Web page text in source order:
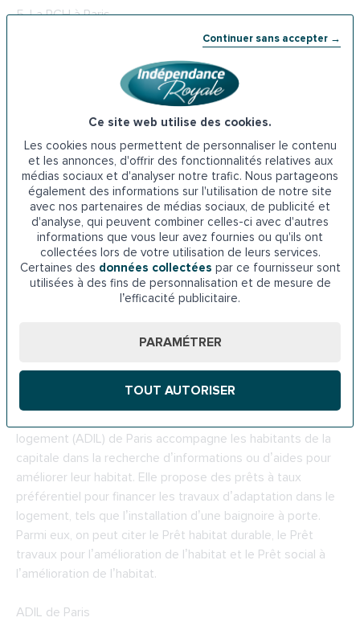
Continuer sans accepter →
Ce site web utilise des cookies.
Les cookies nous permettent de personnaliser le contenu
et les annonces, d'offrir des fonctionnalités relatives aux
médias sociaux et d'analyser notre trafic. Nous partageons
également des informations sur l'utilisation de notre site
avec nos partenaires de médias sociaux, de publicité et
d'analyse, qui peuvent combiner celles-ci avec d'autres
informations que vous leur avez fournies ou qu'ils ont
collectées lors de votre utilisation de leurs services.
Certaines des données collectées par ce fournisseur sont
utilisées à des fins de personnalisation et de mesure de
l’efficacité publicitaire.
PARAMÉTRER
TOUT AUTORISER
5.La PCH à Paris
personnes en situation de handicap afin d’améliorer leur
qualité de vie. Il s’agit de la prestation de compensation du
handicap ou PCH. Elle se décline en 6 prestations.
L’amélioration de l’accessibilité du logement, dont
l’installation d’une baignoire à porte, en fait partie. La PCH
est une aide personnalisée. En ce sens, elle est donc
adaptée aux besoins de l’allocataire. Elle peut couvrir entre
50 et 100% des dépenses liées à l’aménagement du
logement.
MDPH de Paris
69 Rue de la Victoire, 75009 Paris
Téléphone : 01 53 32 39 39
logement (ADIL) de Paris accompagne les habitants de la
capitale dans la recherche d’informations ou d’aides pour
améliorer leur habitat. Elle propose des prêts à taux
préférentiel pour financer les travaux d’adaptation dans le
logement, tels que l’installation d’une baignoire à porte.
Parmi eux, on peut citer le Prêt habitat durable, le Prêt
travaux pour l’amélioration de l’habitat et le Prêt social à
l’amélioration de l’habitat.
ADIL de Paris